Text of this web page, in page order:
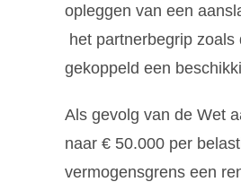
opleggen van een
het partnerbegrip
gekoppeld een
Als gevolg van de Wet
naar € 50.000 per
vermogensgrens een